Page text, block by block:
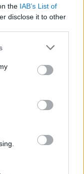
the IAB’s List of
disclose it to other
or more Google
You may click to
party tags to
in below Google
útvonalai: A
régió és az